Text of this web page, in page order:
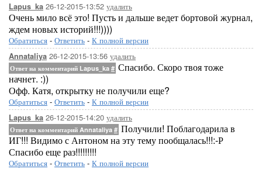
Lapus_ka 26-12-2015-13:52 удалить
Очень мило всё это! Пусть и дальше ведет бортовой журнал,
ждем новых историй!!!))))
Обратиться - Ответить - К полной версии
Annataliya 26-12-2015-13:56 удалить
Ответ на комментарий Lapus_ka # Спасибо. Скоро твоя тоже
начнет. :))
Офф. Катя, открытку не получили еще?
Обратиться - Ответить - К полной версии
Lapus_ka 26-12-2015-14:20 удалить
Ответ на комментарий Annataliya # Получили! Поблагодарила в
ИГ!!! Видимо с Антоном на эту тему пообщалась!!!:-Р
Спасибо еще раз!!!!!!!!!
Обратиться - Ответить - К полной версии